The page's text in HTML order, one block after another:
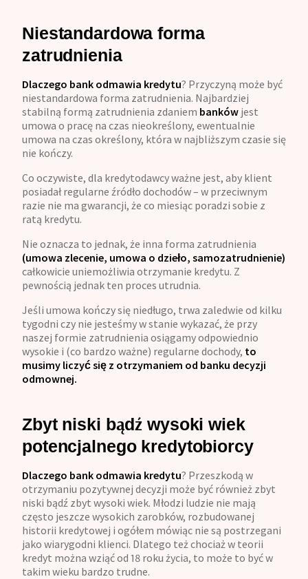
Niestandardowa forma
zatrudnienia
Dlaczego bank odmawia kredytu? Przyczyną może być
niestandardowa forma zatrudnienia. Najbardziej
stabilną formą zatrudnienia zdaniem banków jest
umowa o pracę na czas nieokreślony, ewentualnie
umowa na czas określony, która w najbliższym czasie się
nie kończy.
Co oczywiste, dla kredytodawcy ważne jest, aby klient
posiadał regularne źródło dochodów – w przeciwnym
razie nie ma gwarancji, że co miesiąc poradzi sobie z
ratą kredytu.
Nie oznacza to jednak, że inna forma zatrudnienia
(umowa zlecenie, umowa o dzieło, samozatrudnienie)
całkowicie uniemożliwia otrzymanie kredytu. Z
pewnością jednak ten proces utrudnia.
Jeśli umowa kończy się niedługo, trwa zaledwie od kilku
tygodni czy nie jesteśmy w stanie wykazać, że przy
naszej formie zatrudnienia osiągamy odpowiednio
wysokie i (co bardzo ważne) regularne dochody, to
musimy liczyć się z otrzymaniem od banku decyzji
odmownej.
Zbyt niski bądź wysoki wiek
potencjalnego kredytobiorcy
Dlaczego bank odmawia kredytu? Przeszkodą w
otrzymaniu pozytywnej decyzji może być również zbyt
niski bądź zbyt wysoki wiek. Młodzi ludzie nie mają
często jeszcze wysokich zarobków, rozbudowanej
historii kredytowej i ogółem mówiąc nie są postrzegani
jako wiarygodni klienci. Dlatego też chociaż w teorii
kredyt można wziąć od 18 roku życia, to może to być w
takim wieku bardzo trudne.